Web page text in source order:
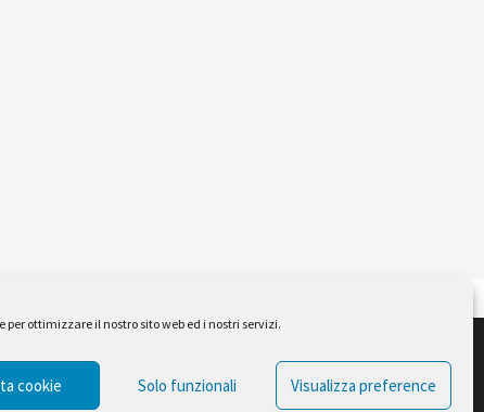
per ottimizzare il nostro sito web ed i nostri servizi.
cookie Solo funzionali Visualizza preference
Design by Ferruccio Lindaver